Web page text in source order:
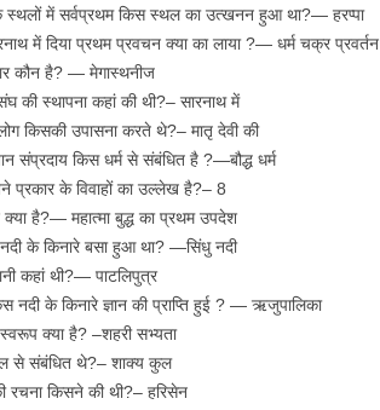
स्थलों में सर्वप्रथम किस स्थल का उत्खनन हुआ था?— हरप्पा
में दिया प्रथम प्रवचन क्या का लाया ?— धर्म चक्र प्रवर्तन
कौन है? — मेगास्थनीज
संघ की स्थापना कहां की थी?– सारनाथ में
किसकी उपासना करते थे?– मातृ देवी की
संप्रदाय किस धर्म से संबंधित है ?—बौद्ध धर्म
प्रकार के विवाहों का उल्लेख है?– 8
क्या है?— महात्मा बुद्ध का प्रथम उपदेश
के किनारे बसा हुआ था? —सिंधु नदी
कहां थी?— पाटलिपुत्र
नदी के किनारे ज्ञान की प्राप्ति हुई ? — ऋजुपालिका
क्या है? –शहरी सभ्यता
से संबंधित थे?– शाक्य कुल
रचना किसने की थी?– हरिसेन